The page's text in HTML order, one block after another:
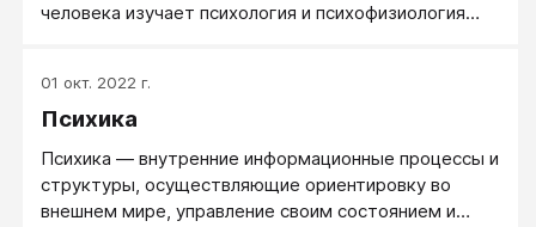
человека изучает психология и психофизиология
Эмоции, Ощущение, Интуиция. Функции Юнг вводит
априори, безо всяких оснований только из своего
01 окт. 2022 г.
Психика
Психика — внутренние информационные процессы и
структуры, осуществляющие ориентировку во
внешнем мире, управление своим состоянием и